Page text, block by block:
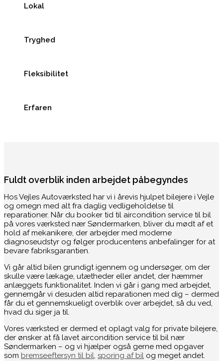
Lokal
Tryghed
Fleksibilitet
Erfaren
Fuldt overblik inden arbejdet påbegyndes
Hos Vejles Autoværksted har vi i årevis hjulpet bilejere i Vejle
og omegn med alt fra daglig vedligeholdelse til
reparationer. Når du booker tid til aircondition service til bil
på vores værksted nær Søndermarken, bliver du mødt af et
hold af mekanikere, der arbejder med moderne
diagnoseudstyr og følger producentens anbefalinger for at
bevare fabriksgarantien.
Vi går altid bilen grundigt igennem og undersøger, om der
skulle være lækage, utætheder eller andet, der hæmmer
anlæggets funktionalitet. Inden vi går i gang med arbejdet,
gennemgår vi desuden altid reparationen med dig – dermed
får du et gennemskueligt overblik over arbejdet, så du ved,
hvad du siger ja til.
Vores værksted er dermed et oplagt valg for private bilejere,
der ønsker at få lavet aircondition service til bil nær
Søndermarken – og vi hjælper også gerne med opgaver
som bremseeftersyn til bil, sporing af bil og meget andet.